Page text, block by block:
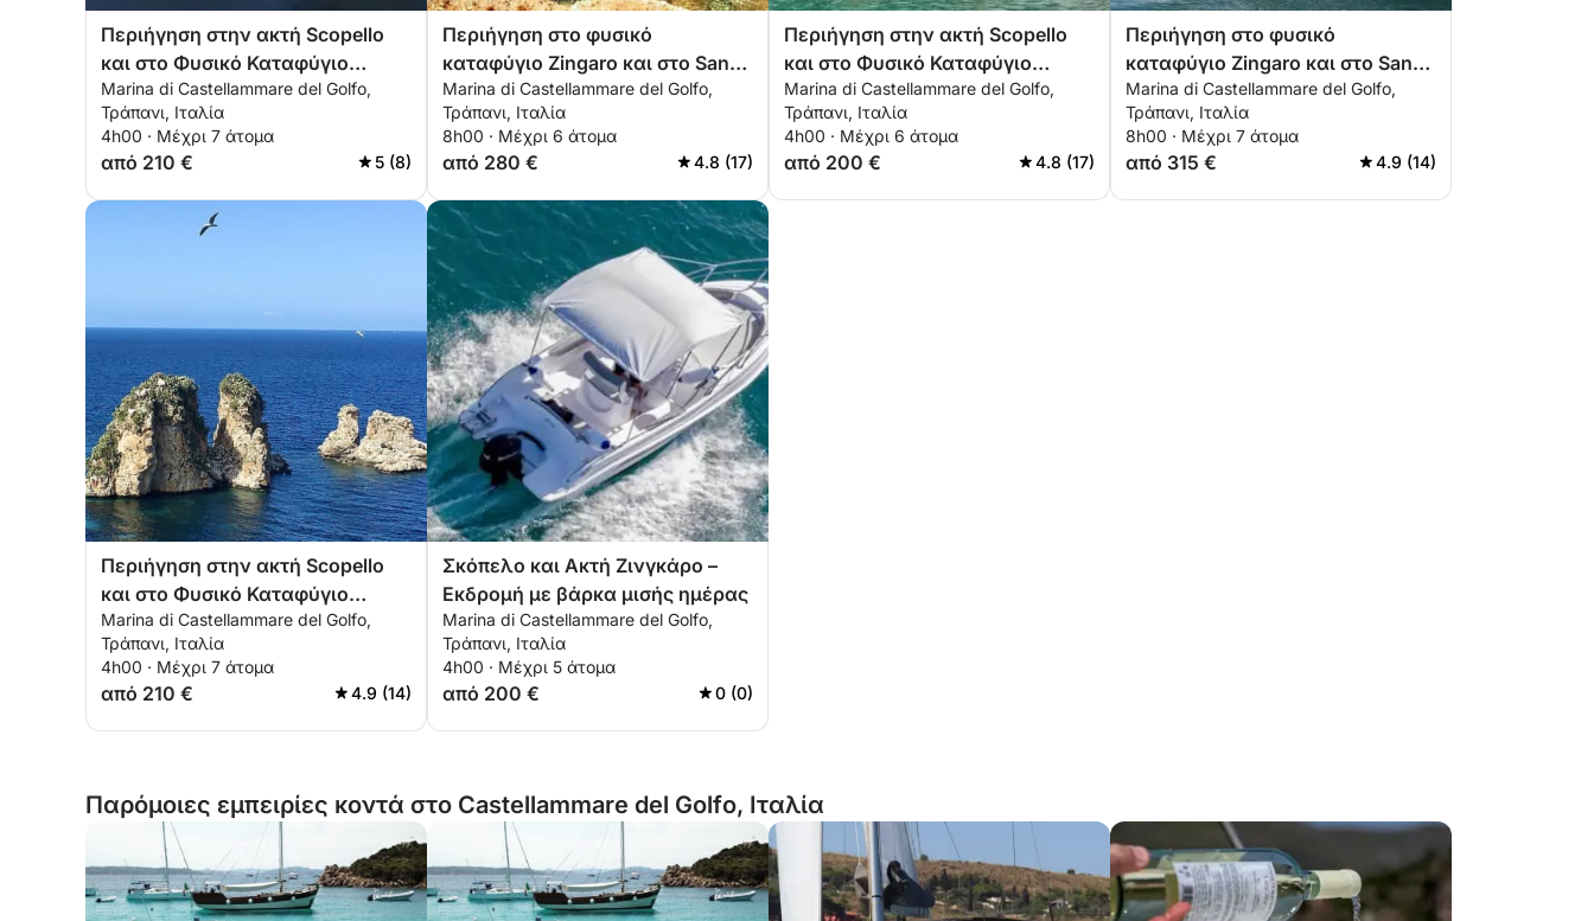
Περιήγηση στην ακτή Scopello
και στο Φυσικό Καταφύγιο
Zingaro
Marina di Castellammare del Golfo,
Τράπανι, Ιταλία
4h00 · Μέχρι 7 άτομα
από 210 € 5 (8)
Περιήγηση στο φυσικό
καταφύγιο Zingaro και στο San
Vito Lo Capo
Marina di Castellammare del Golfo,
Τράπανι, Ιταλία
8h00 · Μέχρι 6 άτομα
από 280 € 4.8 (17)
Περιήγηση στην ακτή Scopello
και στο Φυσικό Καταφύγιο
Zingaro
Marina di Castellammare del Golfo,
Τράπανι, Ιταλία
4h00 · Μέχρι 6 άτομα
από 200 € 4.8 (17)
Περιήγηση στο φυσικό
καταφύγιο Zingaro και στο San
Vito Lo Capo
Marina di Castellammare del Golfo,
Τράπανι, Ιταλία
8h00 · Μέχρι 7 άτομα
από 315 € 4.9 (14)
Περιήγηση στην ακτή Scopello
και στο Φυσικό Καταφύγιο
Zingaro
Marina di Castellammare del Golfo,
Τράπανι, Ιταλία
4h00 · Μέχρι 7 άτομα
από 210 € 4.9 (14)
Σκόπελο και Ακτή Ζινγκάρο –
Εκδρομή με βάρκα μισής ημέρας
Marina di Castellammare del Golfo,
Τράπανι, Ιταλία
4h00 · Μέχρι 5 άτομα
από 200 € 0 (0)
Παρόμοιες εμπειρίες κοντά στο Castellammare del Golfo, Ιταλία